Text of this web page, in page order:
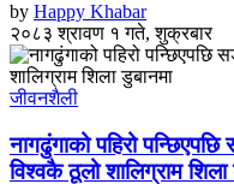
by Happy Khabar
२०८३ श्रावण १ गते, शुक्रबार
जीवनशैली
नागढुंगाको पहिरो
विश्वकै ठूलो शालिग्राम शिला